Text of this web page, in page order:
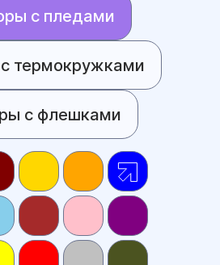
с пледами
термокружками
с флешками